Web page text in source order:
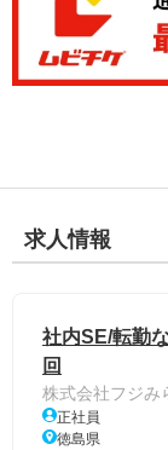
求人情報
社内SE/転勤
回
株式会社フジみ
正社員
徳島県